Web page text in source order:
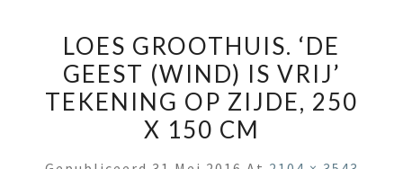
LOES GROOTHUIS. ‘DE
GEEST (WIND) IS VRIJ’
TEKENING OP ZIJDE, 250
X 150 CM